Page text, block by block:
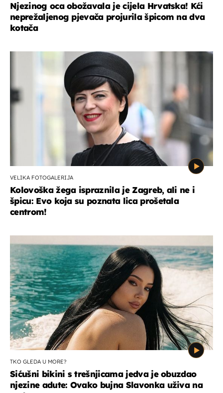
Njezinog oca obožavala je cijela Hrvatska! Kći
neprežaljenog pjevača projurila špicom na dva
kotača
VELIKA FOTOGALERIJA
Kolovoška žega ispraznila je Zagreb, ali ne i
špicu: Evo koja su poznata lica prošetala
centrom!
TKO GLEDA U MORE?
Sićušni bikini s trešnjicama jedva je obuzdao
njezine adute: Ovako bujna Slavonka uživa na